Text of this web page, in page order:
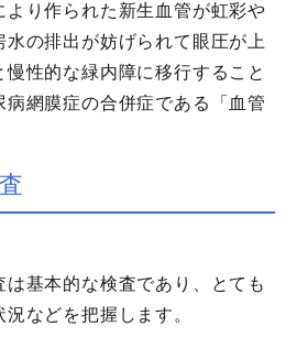
り作られた新生血管が虹彩や
の排出が妨げられて眼圧が上
性的な緑内障に移行すること
網膜症の合併症である「血管
基本的な検査であり、とても
などを把握します。